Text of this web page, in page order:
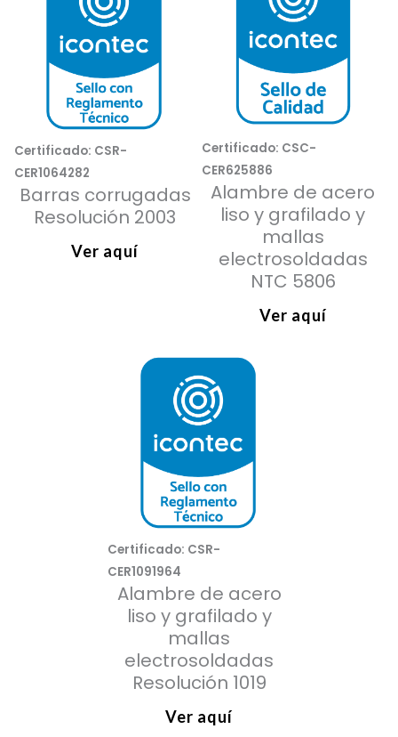
Certificado: CSR-
CER1064282
Barras corrugadas
Resolución 2003
Ver aquí
Certificado: CSC-
CER625886
Alambre de acero
liso y grafilado y
mallas
electrosoldadas
NTC 5806
Ver aquí
Certificado: CSR-
CER1091964
Alambre de acero
liso y grafilado y
mallas
electrosoldadas
Resolución 1019
Ver aquí